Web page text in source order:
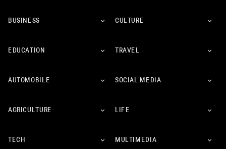
BUSINESS CULTURE
EDUCATION TRAVEL
AUTOMOBILE SOCIAL MEDIA
AGRICULTURE LIFE
TECH MULTIMEDIA